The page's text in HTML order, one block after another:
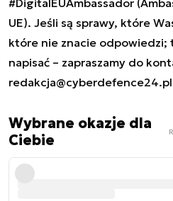
#DigitalEUAmbassador
UE). Jeśli są sprawy, które
które nie znacie
napisać – zapraszamy do
redakcja@cyberdefence24.pl
Wybrane okazje dla
Ciebie